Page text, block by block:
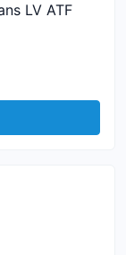
LV ATF